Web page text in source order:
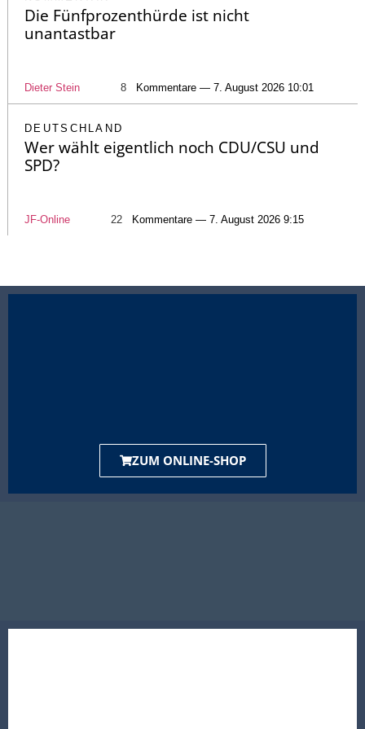
Die Fünfprozenthürde ist nicht
unantastbar
Dieter Stein 8 Kommentare — 7. August 2026 10:01
DEUTSCHLAND
Wer wählt eigentlich noch CDU/CSU und
SPD?
JF-Online 22 Kommentare — 7. August 2026 9:15
ZUM ONLINE-SHOP